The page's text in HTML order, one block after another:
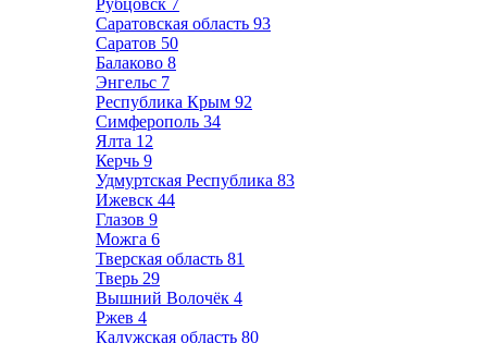
Рубцовск 7
Саратовская область 93
Саратов 50
Балаково 8
Энгельс 7
Республика Крым 92
Симферополь 34
Ялта 12
Керчь 9
Удмуртская Республика 83
Ижевск 44
Глазов 9
Можга 6
Тверская область 81
Тверь 29
Вышний Волочёк 4
Ржев 4
Калужская область 80